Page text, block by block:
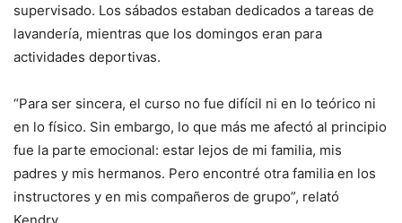
supervisado. Los sábados estaban dedicados a tareas de
lavandería, mientras que los domingos eran para
actividades deportivas.
“Para ser sincera, el curso no fue difícil ni en lo teórico ni
en lo físico. Sin embargo, lo que más me afectó al principio
fue la parte emocional: estar lejos de mi familia, mis
padres y mis hermanos. Pero encontré otra familia en los
instructores y en mis compañeros de grupo”, relató